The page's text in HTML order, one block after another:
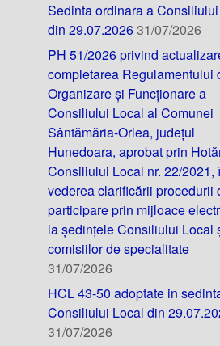
Sedinta ordinara a
din 29.07.202631/07/2026
PH 51/2026 privind
completarea Regulamentului
Organizare și Funcționare a
Consiliului Local al Comunei
Sântămăria-Orlea, județul
Hunedoara, aprobat prin
Consiliului Local nr. 22/2021,
vederea clarificării procedurii
participare prin mijloace
la ședințele Consiliului Local
comisiilor de specialitate
31/07/2026
HCL 43-50 adoptate in
Consiliului Local din
31/07/2026